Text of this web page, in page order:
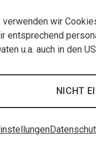
Du sparst 19%
verwenden wir
entsprechend
u.a. auch in den
NICHT